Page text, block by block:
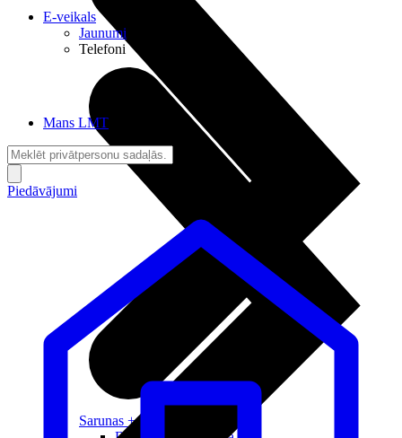
Sarunas + Internets
E-veikals
Jaunumi
Telefoni
Mans LMT
Piedāvājumi